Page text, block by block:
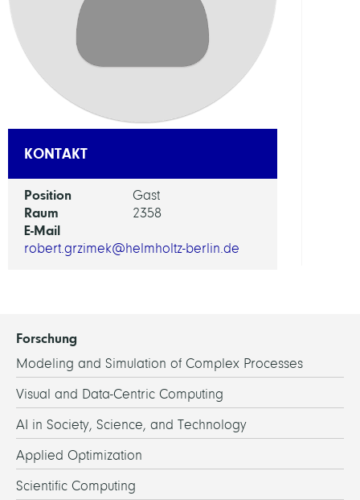
KONTAKT
Position Gast
Raum 2358
E-Mail
robert.grzimek@helmholtz-berlin.de
Forschung
Modeling and Simulation of Complex Processes
Visual and Data-Centric Computing
AI in Society, Science, and Technology
Applied Optimization
Scientific Computing